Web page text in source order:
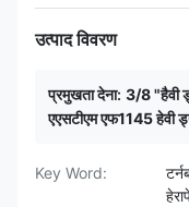
उत्पाद विवरण
प्रमुखता देना: 3/8 "हैवी
एएसटीएम एफ1145 हेवी
Key Word: